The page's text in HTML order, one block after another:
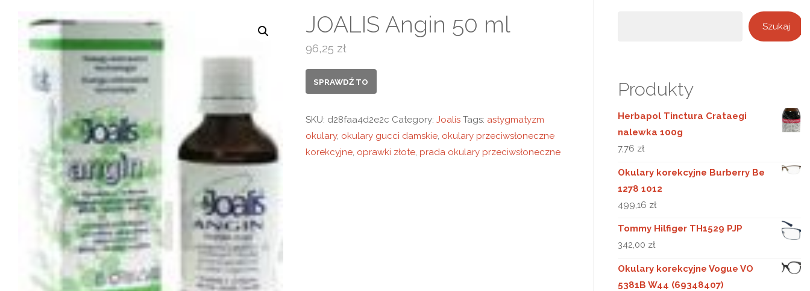
JOALIS Angin 50 ml
96,25 zł
SPRAWDŹ TO
SKU: d28faa4d2e2c Category: Joalis Tags: astygmatyzm
okulary, okulary gucci damskie, okulary przeciwsłoneczne
korekcyjne, oprawki złote, prada okulary przeciwsłoneczne
Szukaj
Produkty
Herbapol Tinctura Crataegi
nalewka 100g
7,76 zł
Okulary korekcyjne Burberry Be
1278 1012
499,16 zł
Tommy Hilfiger TH1529 PJP
342,00 zł
Okulary korekcyjne Vogue VO
5381B W44 (69348407)